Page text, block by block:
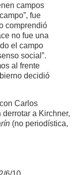
campos
fue
comprendió
no fue una
el campo
social”.
al frente
decidió
Carlos
a Kirchner,
(no periodística,